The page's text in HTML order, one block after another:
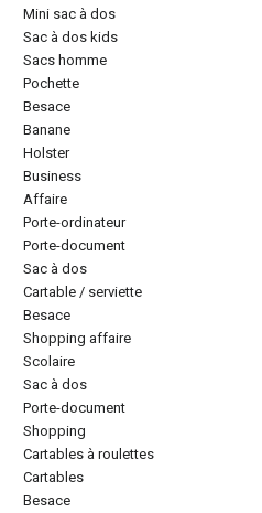
mini sac à dos
sac à dos kids
sacs homme
pochette
besace
banane
holster
business
affaire
porte-ordinateur
porte-document
sac à dos
cartable / serviette
besace
shopping affaire
scolaire
sac à dos
porte-document
shopping
cartables à roulettes
cartables
besace